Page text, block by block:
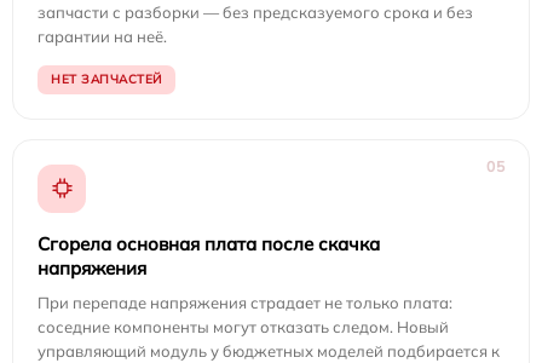
запчасти с разборки — без предсказуемого срока и без
гарантии на неё.
НЕТ ЗАПЧАСТЕЙ
05
Сгорела основная плата после скачка
напряжения
При перепаде напряжения страдает не только плата:
соседние компоненты могут отказать следом. Новый
управляющий модуль у бюджетных моделей подбирается к